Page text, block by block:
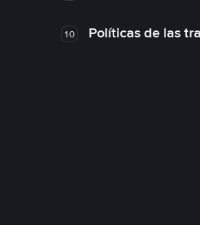
10 Políticas de las